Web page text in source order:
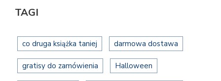
TAGI
co druga książka taniej darmowa dostawa
gratisy do zamówienia Halloween